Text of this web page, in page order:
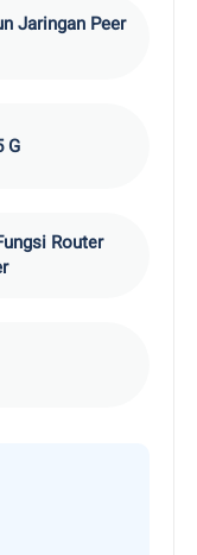
Jaringan Peer
G
Rоutеr